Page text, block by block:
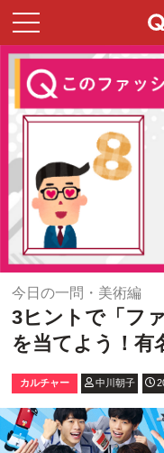
今日の一問・美術編
3ヒントで「フ
を当てよう！有
カルチャー 中川朝子